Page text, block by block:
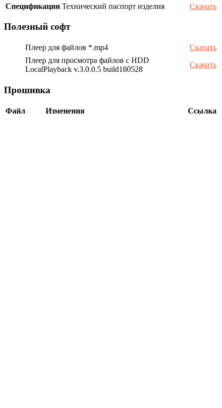
Спецификации Технический паспорт изделия Скачать
Полезный софт
Плеер для файлов *.mp4
Скачать
Плеер для просмотра файлов с HDD
LocalPlayback v.3.0.0.5 build180528
Скачать
Прошивка
Файл Изменения Ссылка